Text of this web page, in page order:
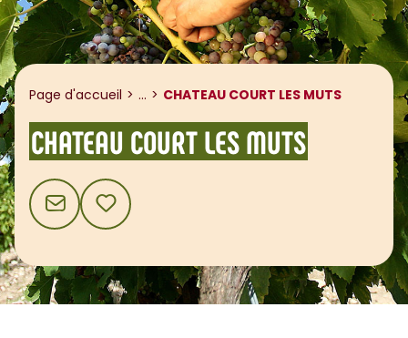
Page d'accueil ... Afficher le fil d'ariane
CHATEAU COURT LES MUTS
CHATEAU COURT LES MUTS
CONTACTAJOUTER AUX FAVORIS